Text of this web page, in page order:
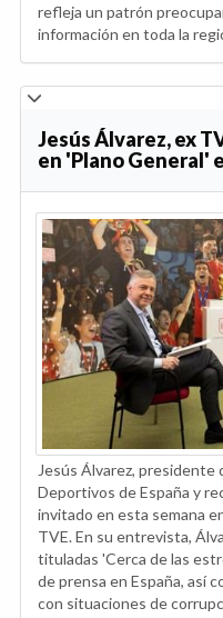
refleja un patrón
información en toda la
Jesús Álvarez, ex
en 'Plano General'
Jesús Álvarez, presidente
Deportivos de España y
invitado en esta semana
TVE. En su entrevista,
tituladas 'Cerca de las
de prensa en España, así
con situaciones de